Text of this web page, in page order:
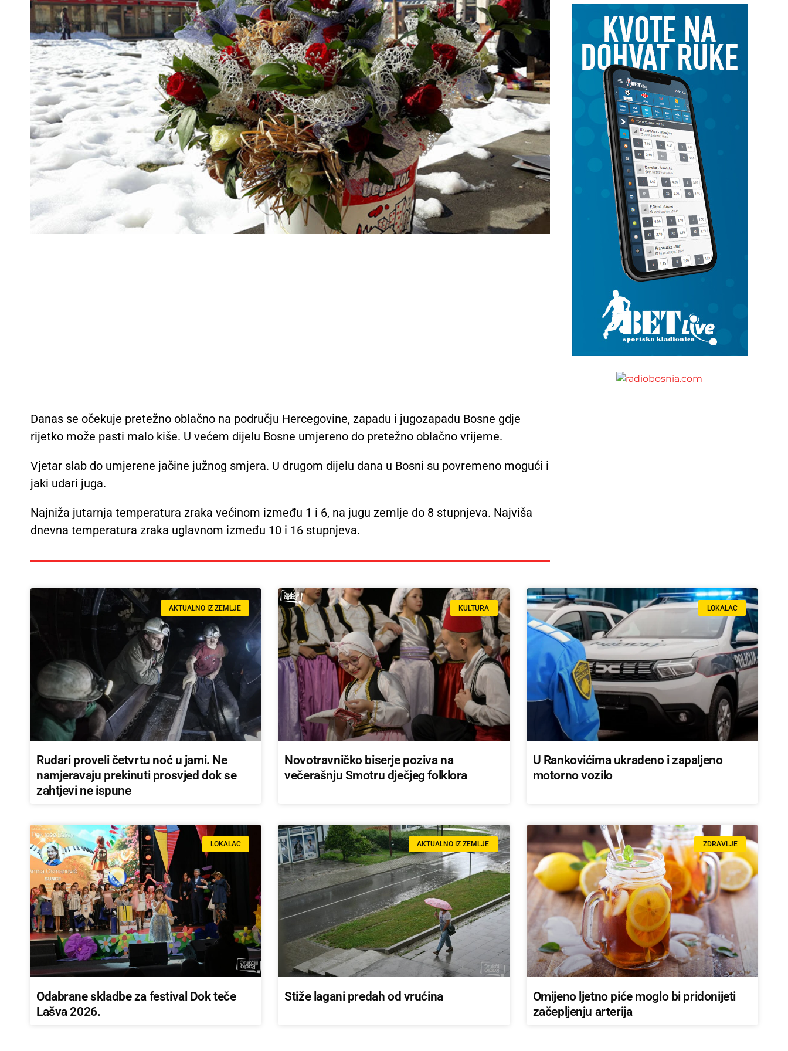
Danas se očekuje pretežno oblačno na području Hercegovine, zapadu i jugozapadu Bosne gdje
rijetko može pasti malo kiše. U većem dijelu Bosne umjereno do pretežno oblačno vrijeme.
Vjetar slab do umjerene jačine južnog smjera. U drugom dijelu dana u Bosni su povremeno mogući i
jaki udari juga.
Najniža jutarnja temperatura zraka većinom između 1 i 6, na jugu zemlje do 8 stupnjeva. Najviša
dnevna temperatura zraka uglavnom između 10 i 16 stupnjeva.
AKTUALNO IZ ZEMLJE
Rudari proveli četvrtu noć u jami. Ne
namjeravaju prekinuti prosvjed dok se
zahtjevi ne ispune
KULTURA
Novotravničko biserje poziva na
večerašnju Smotru dječjeg folklora
LOKALAC
U Rankovićima ukradeno i zapaljeno
motorno vozilo
LOKALAC
Odabrane skladbe za festival Dok teče
Lašva 2026.
AKTUALNO IZ ZEMLJE
Stiže lagani predah od vrućina
ZDRAVLJE
Omijeno ljetno piće moglo bi pridonijeti
začepljenju arterija